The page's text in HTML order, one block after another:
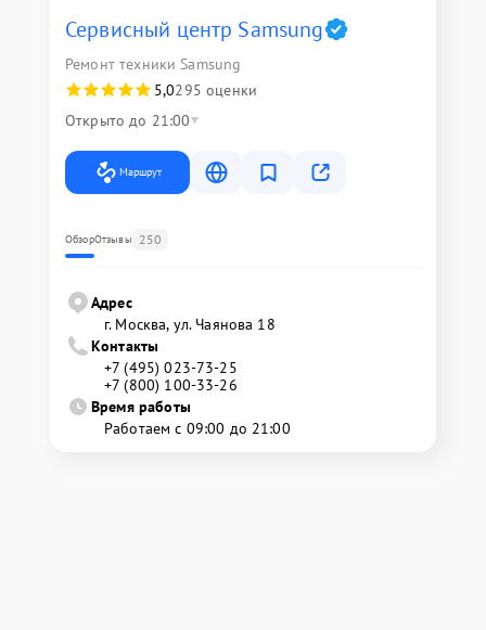
Сервисный центр Samsung
Ремонт техники Samsung
5,0295 оценки
Открыто до 21:00
Маршрут
ОбзорОтзывы 250
Адрес
г. Москва, ул. Чаянова 18
Контакты
+7 (495) 023-73-25
+7 (800) 100-33-26
Время работы
Работаем с 09:00 до 21:00